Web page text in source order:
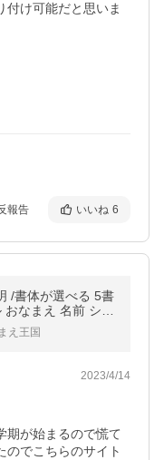
付け可能だと思いま
報告 いいね 6
/書体が選べる 5書
なまえ 名前 シー
縦書き 教科書
え王国
2023/4/14
期が始まるので慌て
のでこちらのサイト